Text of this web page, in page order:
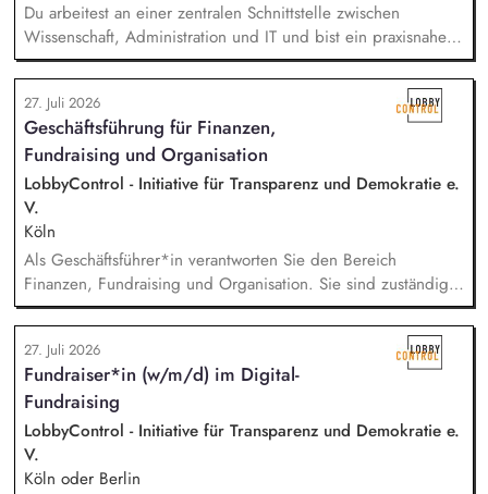
Du arbeitest an einer zentralen Schnittstelle zwischen
Wissenschaft, Administration und IT und bist ein praxisnaher
Allrounder in den verschiedenen Themenbereichen. In dieser
Rolle betreust Du unsere Bibliothek, entwickelst unser
Forschungsinformationssystem (FIS) und das institutionelle
Forschungsdatenmanagement (FDM) weiter. Du sicherst die
Qualität und Nachvollziehbarkeit von
Forschungsinformationen und unterstützt durch Analysen,
Kennzahlen und Berichte die strategische Steuerung des
Instituts.
27. Juli 2026
Geschäftsführung für Finanzen,
Fundraising und Organisation
LobbyControl - Initiative für Transparenz und Demokratie e.
V.
Köln
Als Geschäftsführer*in verantworten Sie den Bereich
Finanzen, Fundraising und Organisation. Sie sind zuständig
für die Finanzplanung, das Controlling und die Organisation
des Rechnungswesens. Sie leiten das Fundraising-Team und
entwickeln eine nachhaltige Fundraising Strategie. Sie sind
verantwortlich für das Personalmanagement und die operative
Steuerung von Prozessen zur Organisationsentwicklung.
27. Juli 2026
Fundraiser*in (w/m/d) im Digital-
Fundraising
LobbyControl - Initiative für Transparenz und Demokratie e.
V.
Köln oder Berlin